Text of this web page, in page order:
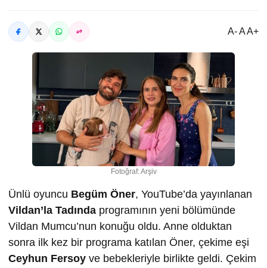
A- A A+
Fotoğraf: Arşiv
Ünlü oyuncu Begüm Öner, YouTube’da yayınlanan
Vildan’la Tadında programının yeni bölümünde
Vildan Mumcu’nun konuğu oldu. Anne olduktan
sonra ilk kez bir programa katılan Öner, çekime eşi
Ceyhun Fersoy ve bebekleriyle birlikte geldi. Çekim